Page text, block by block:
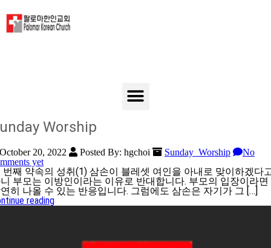
Worship
October 20, 2022 Posted By: hgchoi Sunday_Worship
No
yet
번째 약속의 성취(1) 삼손이 블레셋 여인을 아내로 맞이하겠다
부모는 이방인이라는 이유로 반대합니다. 부모의 입장이라면
히 나올 수 있는 반응입니다. 그럼에도 삼손은 자기가 그 […]
reading